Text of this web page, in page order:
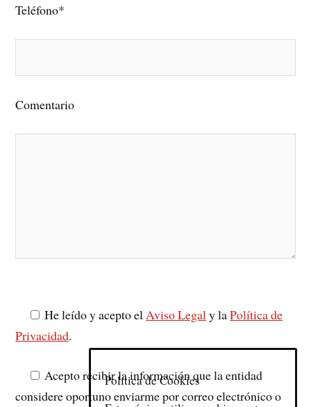
Teléfono*
Comentario
He leído y acepto elAviso Legaly laPolítica de
Privacidad.
Acepto recibir la información que la entidad
considere oportuno enviarme por correo electrónico o
Política de Cookies